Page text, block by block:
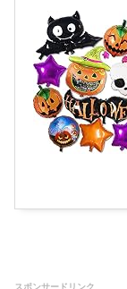
スポンサードリンク